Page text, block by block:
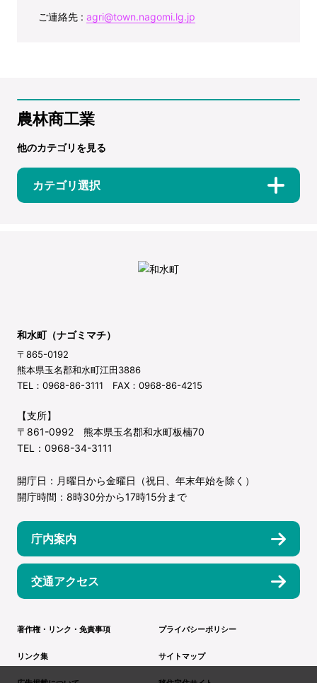
ご連絡先 : agri@town.nagomi.lg.jp
農林商工業
他のカテゴリを見る
カテゴリ選択
和水町（ナゴミマチ）
〒865-0192
熊本県玉名郡和水町江田3886
TEL：0968-86-3111 FAX：0968-86-4215
【支所】
〒861-0992 熊本県玉名郡和水町板楠70
TEL：0968-34-3111
開庁日：月曜日から金曜日（祝日、年末年始を除く）
開庁時間：8時30分から17時15分まで
庁内案内
交通アクセス
著作権・リンク・免責事項 プライバシーポリシー
リンク集 サイトマップ